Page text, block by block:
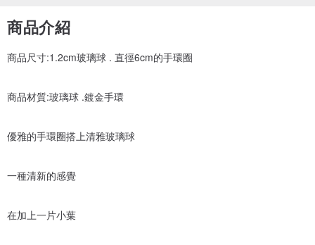
商品介紹
商品尺寸:1.2cm玻璃球 . 直徑6cm的手環圈
商品材質:玻璃球 .鍍金手環
優雅的手環圈搭上清雅玻璃球
一種清新的感覺
在加上一片小葉